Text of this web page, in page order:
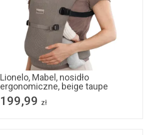
Lionelo, Mabel, nosidło
ergonomiczne, beige taupe
199,99 zł